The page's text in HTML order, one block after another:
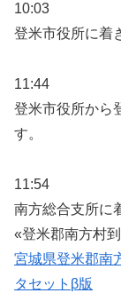
10:03
登米市役所に着
11:44
登米市役所から
す。
11:54
南方総合支所に
«登米郡南方村
宮城県登米郡南
タセットβ版